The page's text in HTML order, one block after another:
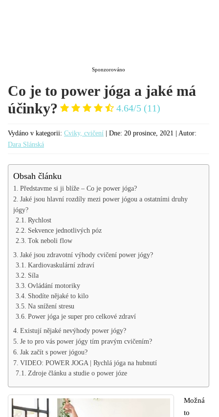
Sponzorováno
Co je to power jóga a jaké má
účinky?
4.64/5 (11)
Vydáno v kategorii: Cviky, cvičení | Dne: 20 prosince, 2021 | Autor:
Dara Slánská
Obsah článku
Představme si ji blíže – Co je power jóga?
Jaké jsou hlavní rozdíly mezi power jógou a ostatními druhy
jógy?
Rychlost
Sekvence jednotlivých póz
Tok neboli flow
Jaké jsou zdravotní výhody cvičení power jógy?
Kardiovaskulární zdraví
Síla
Ovládání motoriky
Shodíte nějaké to kilo
Na snížení stresu
Power jóga je super pro celkové zdraví
Existují nějaké nevýhody power jógy?
Je to pro vás power jógy tím pravým cvičením?
Jak začít s power jógou?
VIDEO: POWER JOGA | Rychlá jóga na hubnutí
Zdroje článku a studie o power józe
Možná
to